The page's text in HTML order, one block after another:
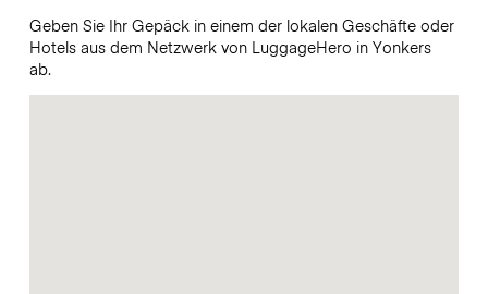
Geben Sie Ihr Gepäck in einem der lokalen Geschäfte oder
Hotels aus dem Netzwerk von LuggageHero in Yonkers
ab.